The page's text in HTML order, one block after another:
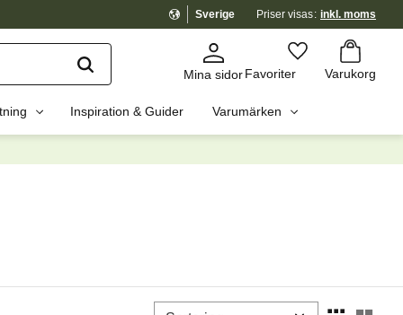
Sverige Priser visas inkl. moms
Mina sidorFavoriter Varukorg
Favoriter
Kundvagn
Inspiration & Guider Varumärken